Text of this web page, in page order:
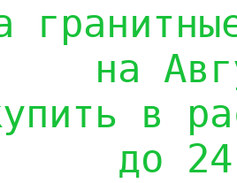
на
в
до